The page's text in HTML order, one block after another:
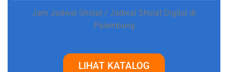
Jam Jadwal Sholat / Jadwal Sholat Digital di
Palembang
LIHAT KATALOG